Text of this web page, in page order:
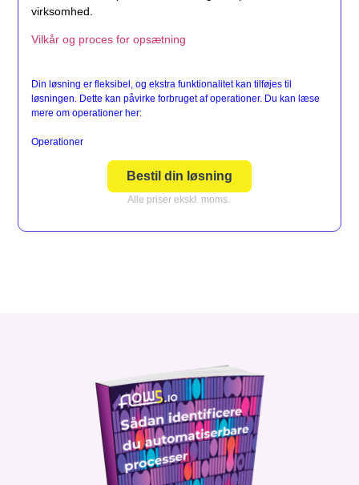
virksomhed.
Vilkår og proces for opsætning
Din løsning er fleksibel, og ekstra funktionalitet kan tilføjes til
løsningen. Dette kan påvirke forbruget af operationer. Du kan læse
mere om operationer her:
Operationer
Bestil din løsning
Alle priser ekskl. moms.